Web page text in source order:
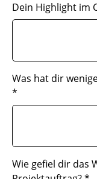
Dein Highlight im
Was hat dir
*
Wie gefiel dir das